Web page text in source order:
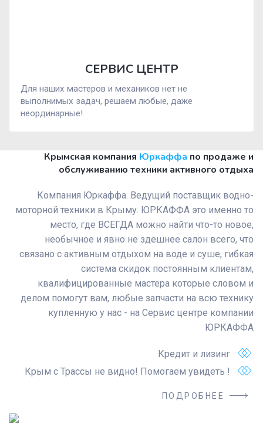
СЕРВИС ЦЕНТР
Для наших мастеров и механиков нет не
выполнимых задач, решаем любые, даже
неординарные!
Крымская компания Юркаффа по продаже и
обслуживанию техники активного отдыха
Компания Юркаффа. Ведущий поставщик водно-
моторной техники в Крыму. ЮРКАФФА это именно то
место, где ВСЕГДА можно найти что-то новое,
необычное и явно не здешнее салон всего, что
связано с активным отдыхом на воде и суше, гибкая
система скидок постоянным клиентам,
квалифицированные мастера которые словом и
делом помогут вам, любые запчасти на всю технику
купленную у нас - на Сервис центре компании
ЮРКАФФА
Кредит и лизинг
Крым с Трассы не видно! Помогаем увидеть !
ПОДРОБНЕЕ